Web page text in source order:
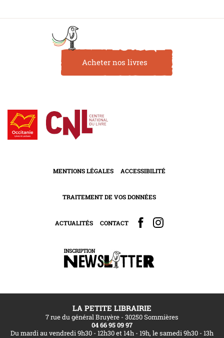
Acheter nos livres
MENTIONS LÉGALES ACCESSIBILITÉ
TRAITEMENT DE VOS DONNÉES
ACTUALITÉS CONTACT
LA PETITE LIBRAIRIE
7 rue du général Bruyère - 30250 Sommières
04 66 95 09 97
Du mardi au vendredi 9h30 - 12h30 et 14h - 19h, le samedi 9h30 - 13h